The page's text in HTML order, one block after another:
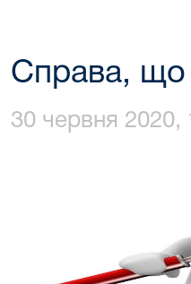
Справа, що
30 червня 2020,